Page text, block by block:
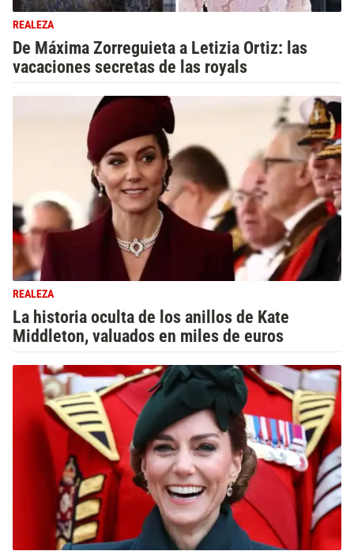
REALEZA
De Máxima Zorreguieta a Letizia Ortiz: las
vacaciones secretas de las royals
REALEZA
La historia oculta de los anillos de Kate
Middleton, valuados en miles de euros